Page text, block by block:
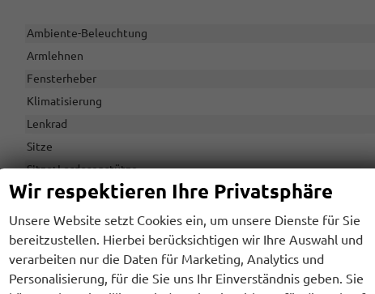
Ambiente-Beleuchtung
Armlehnen
Fensterheber
Klimatisierung
Lenkrad
Sitze
Sitze: Lordosenstütze
Infotainment & Kommunikation
Assistenzsysteme
Audioanlage
Radio/MP3-Player, Radio, Schnittstelle
Wir respektieren Ihre Privatsphäre
Unsere Website setzt Cookies ein, um unsere Dienste für Sie
bereitzustellen. Hierbei berücksichtigen wir Ihre Auswahl und
verarbeiten nur die Daten für Marketing, Analytics und
Personalisierung, für die Sie uns Ihr Einverständnis geben. Sie